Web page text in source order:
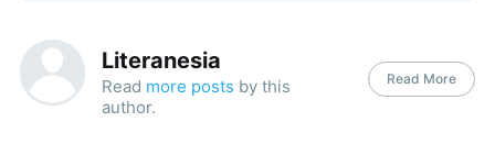
Literanesia
Read more posts by this
author.
Read More
Subscribe